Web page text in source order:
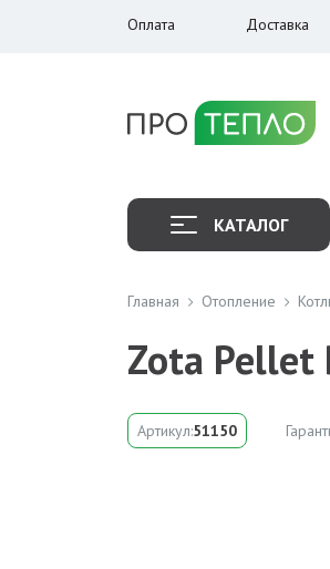
Оплата Доставка
КАТАЛОГ
Главная Отопление
Zota Pellet
Артикул:51150